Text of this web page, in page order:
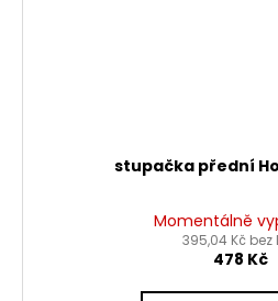
stupačka přední
Momentálně
395,04 Kč bez
478 Kč